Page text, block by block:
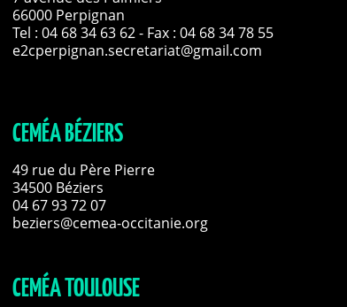
66000 Perpignan
Tel : 04 68 34 63 62- Fax : 04 68 34 78 55
e2cperpignan.secretariat@gmail.com
CEMÉA BÉZIERS
49 rue du Père Pierre
34500 Béziers
04 67 93 72 07
beziers@cemea-occitanie.org
CEMÉA TOULOUSE